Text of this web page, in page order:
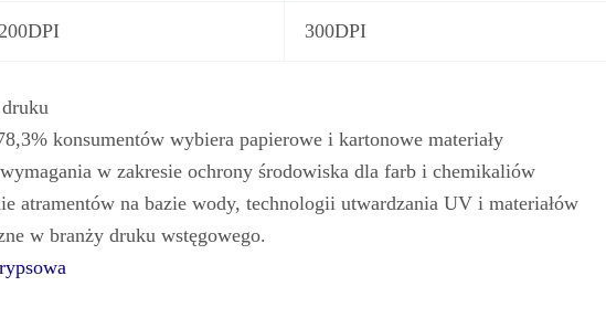
300DPI
konsumentów wybiera papierowe i kartonowe materiały
w zakresie ochrony środowiska dla farb i chemikaliów
atramentów na bazie wody, technologii utwardzania UV i materiałów
w branży druku wstęgowego.